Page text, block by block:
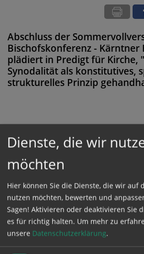
Abschluss der
Bischofskonferenz - Kärntner
plädiert in Predigt für Kirche,
Synodalität als konstitutives,
strukturelles Prinzip
loggen Sie sich ein, oder
ProduktKathpress_online
GESCHÜTZTER BEREICH
Bitte melden Sie sich mit Ihrem
Dienste, die wir
möchten
Hier können Sie die Dienste, die wir auf
nutzen möchten, bewerten und
Sagen! Aktivieren oder deaktivieren Sie
es für richtig halten. Um mehr zu
unsere Datenschutzerklärung.